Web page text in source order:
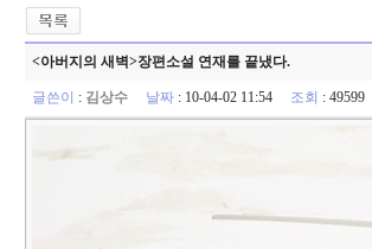
<아버지의 새벽>장편소설 연재를 끝냈다.
글쓴이 : 김상수 날짜: 10-04-02 11:54 조회 : 49599